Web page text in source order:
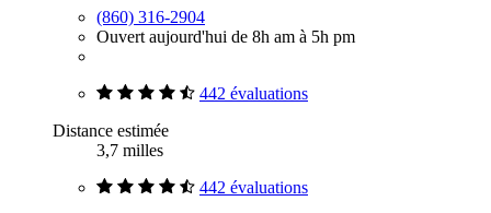
(860) 316-2904
Ouvert aujourd'hui de 8h am à 5h pm
442 évaluations
Distance estimée
3,7 milles
442 évaluations